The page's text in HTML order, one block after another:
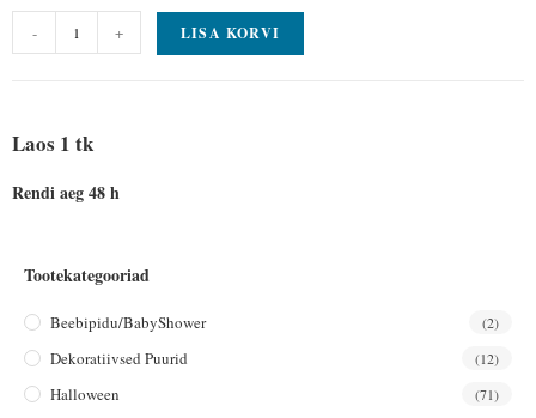
- + LISA KORVI
Laos 1 tk
Rendi aeg 48 h
Tootekategooriad
Beebipidu/BabyShower (2)
Dekoratiivsed Puurid (12)
Halloween (71)